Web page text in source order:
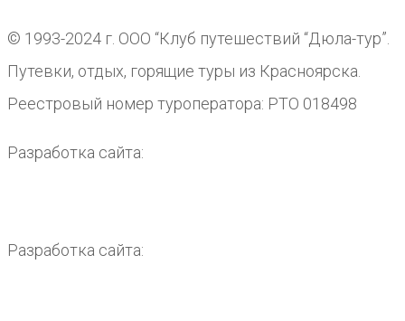
© 1993-2024 г. ООО “Клуб путешествий “Дюла-тур”.
Путевки, отдых, горящие туры из Красноярска.
Реестровый номер туроператора: РТО 018498
Разработка сайта:
Разработка сайта: